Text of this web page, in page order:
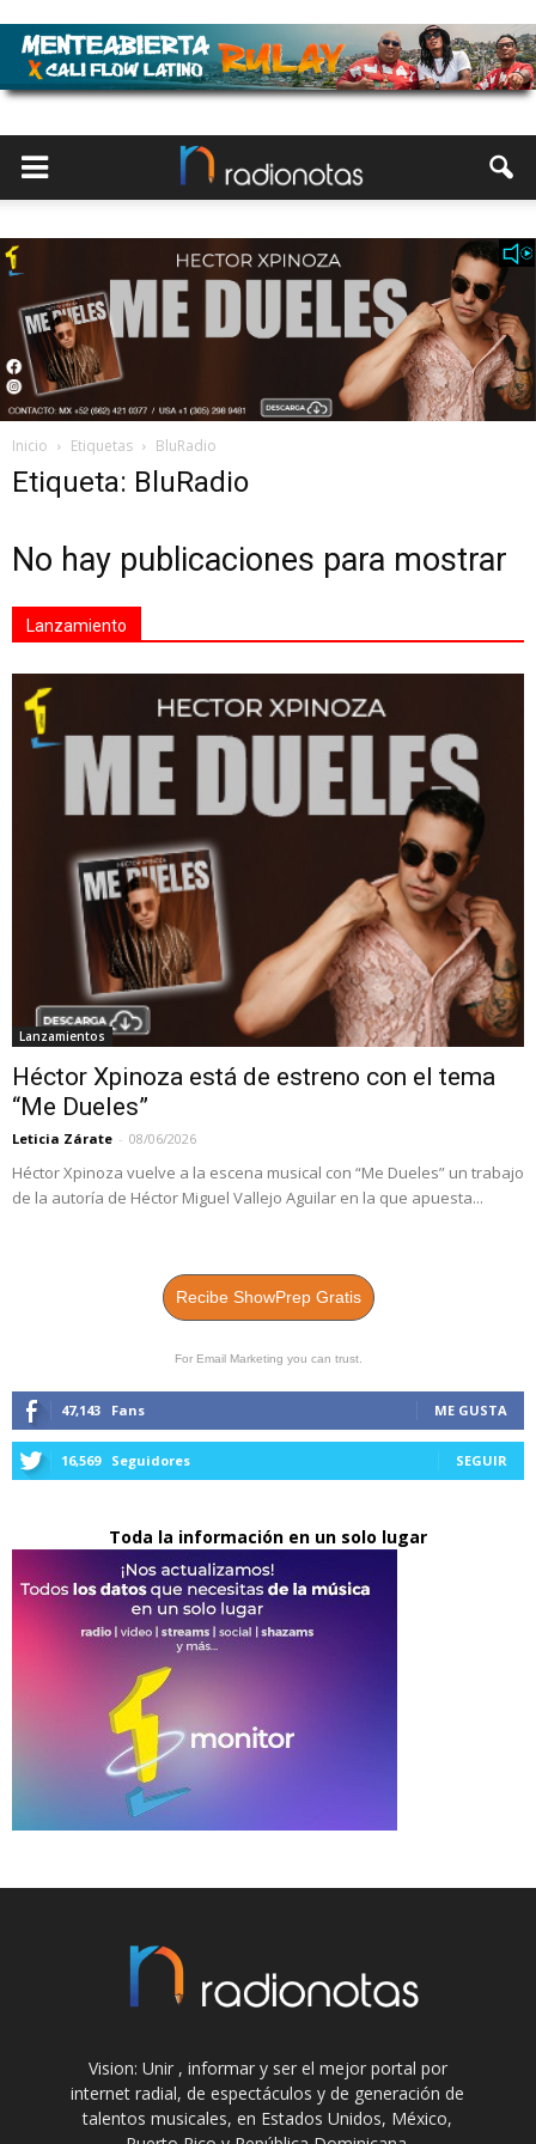
Inicio Etiquetas BluRadio
Etiqueta: BluRadio
No hay publicaciones para mostrar
Lanzamiento
Lanzamientos
Héctor Xpinoza está de estreno con el tema
“Me Dueles”
Leticia Zárate - 08/06/2026
Héctor Xpinoza vuelve a la escena musical con “Me Dueles” un trabajo
de la autoría de Héctor Miguel Vallejo Aguilar en la que apuesta...
Recibe ShowPrep Gratis
For Email Marketing you can trust.
47,143 Fans ME GUSTA
16,569 Seguidores SEGUIR
Toda la información en un solo lugar
Vision: Unir , informar y ser el mejor portal por
internet radial, de espectáculos y de generación de
talentos musicales, en Estados Unidos, México,